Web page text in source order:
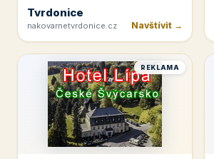
Tvrdonice
nakovarnetvrdonice.cz Navštívit →
REKLAMA